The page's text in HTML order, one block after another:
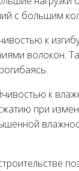
с большим
к
волокон.
к
при